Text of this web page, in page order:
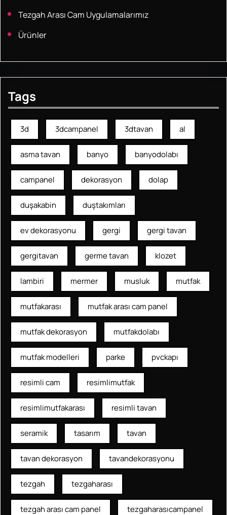
Tezgah Arası Cam Uygulamalarımız
Ürünler
Tags
3d 3dcampanel 3dtavan al
asma tavan banyo banyodolabı
campanel dekorasyon dolap
duşakabin duştakımları
ev dekorasyonu gergi gergi tavan
gergitavan germe tavan klozet
lambiri mermer musluk mutfak
mutfakarası mutfak arası cam panel
mutfak dekorasyon mutfakdolabı
mutfak modelleri parke pvckapı
resimli cam resimlimutfak
resimlimutfakarası resimli tavan
seramik tasarım tavan
tavan dekorasyon tavandekorasyonu
tezgah tezgaharası
tezgah arası cam panel tezgaharasıcampanel